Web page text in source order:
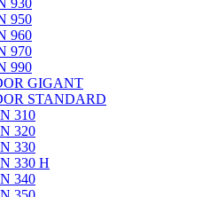
930
950
960
970
990
GIGANT
STANDARD
310
320
330
330 H
340